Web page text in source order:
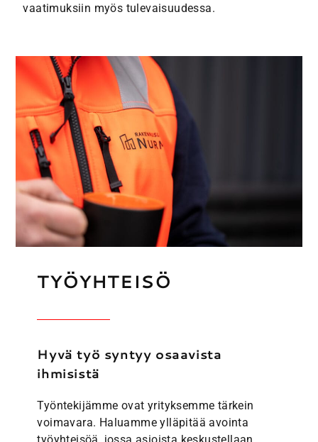
vaatimuksiin myös tulevaisuudessa.
TYÖYHTEISÖ
Hyvä työ syntyy osaavista
ihmisistä
Työntekijämme ovat yrityksemme tärkein
voimavara. Haluamme ylläpitää avointa